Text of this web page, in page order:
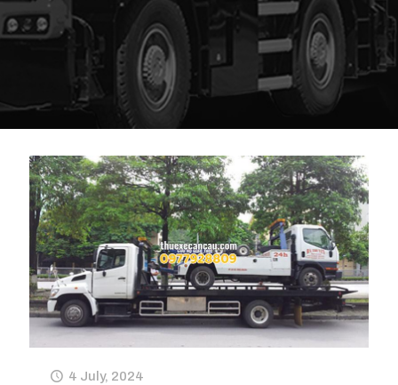
4 July, 2024